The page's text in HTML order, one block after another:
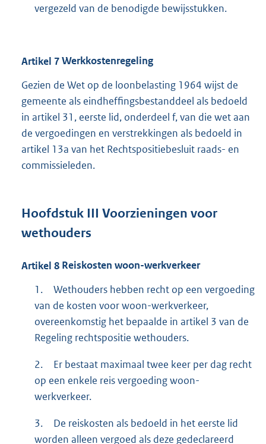
vergezeld van de benodigde bewijsstukken.
Artikel 7Werkkostenregeling
Gezien de Wet op de loonbelasting 1964 wijst de
gemeente als eindheffingsbestanddeel als bedoeld
in artikel 31, eerste lid, onderdeel f, van die wet aan
de vergoedingen en verstrekkingen als bedoeld in
artikel 13a van het Rechtspositiebesluit raads- en
commissieleden.
Hoofdstuk III Voorzieningen voor
wethouders
Artikel 8 Reiskosten woon-werkverkeer
1.
Wethouders hebben recht op een vergoeding
van de kosten voor woon-werkverkeer,
overeenkomstig het bepaalde in artikel 3 van de
Regeling rechtspositie wethouders.
2.
Er bestaat maximaal twee keer per dag recht
op een enkele reis vergoeding woon-
werkverkeer.
3.
De reiskosten als bedoeld in het eerste lid
worden alleen vergoed als deze gedeclareerd